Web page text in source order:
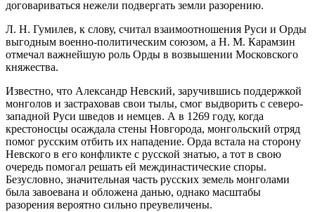
договариваться нежели подвергать земли разорению.
Л. Н. Гумилев, к слову, считал взаимоотношения Руси и Орды
выгодным военно-политическим союзом, а Н. М. Карамзин
отмечал важнейшую роль Орды в возвышении Московского
княжества.
Известно, что Александр Невский, заручившись поддержкой
монголов и застраховав свои тылы, смог выдворить с северо-
западной Руси шведов и немцев. А в 1269 году, когда
крестоносцы осаждала стены Новгорода, монгольский отряд
помог русским отбить их нападение. Орда встала на сторону
Невского в его конфликте с русской знатью, а тот в свою
очередь помогал решать ей междинастические споры.
Безусловно, значительная часть русских земель монголами
была завоевана и обложена данью, однако масштабы
разорения вероятно сильно преувеличены.